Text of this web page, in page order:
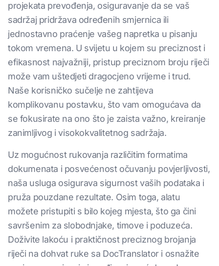
projekata prevođenja, osiguravanje da se vaš
sadržaj pridržava određenih smjernica ili
jednostavno praćenje vašeg napretka u pisanju
tokom vremena. U svijetu u kojem su preciznost i
efikasnost najvažniji, pristup preciznom broju riječi
može vam uštedjeti dragocjeno vrijeme i trud.
Naše korisničko sučelje ne zahtijeva
komplikovanu postavku, što vam omogućava da
se fokusirate na ono što je zaista važno, kreiranje
zanimljivog i visokokvalitetnog sadržaja.
Uz mogućnost rukovanja različitim formatima
dokumenata i posvećenost očuvanju povjerljivosti,
naša usluga osigurava sigurnost vaših podataka i
pruža pouzdane rezultate. Osim toga, alatu
možete pristupiti s bilo kojeg mjesta, što ga čini
savršenim za slobodnjake, timove i poduzeća.
Doživite lakoću i praktičnost preciznog brojanja
riječi na dohvat ruke sa DocTranslator i osnažite